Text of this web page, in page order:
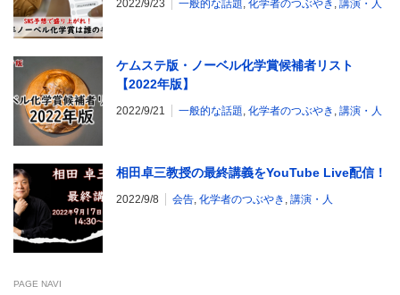
2022/9/23 一般的な話題 化学者のつぶやき 講演・人
ケムステ版・ノーベル化学賞候補者リスト
【2022年版】
2022/9/21 一般的な話題 化学者のつぶやき 講演・人
相田卓三教授の最終講義をYouTube Live配信！
2022/9/8 会告 化学者のつぶやき 講演・人
PAGE NAVI